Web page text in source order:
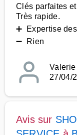
Clés parfaites
Très rapide.
➕ Expertise
➖ Rien
Valerie
27/04/
Avis sur